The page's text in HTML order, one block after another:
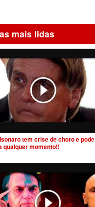
mais lidas
tem crise de choro e pode
qualquer momento!!